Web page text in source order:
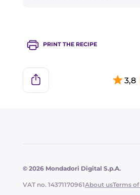
PRINT THE RECIPE
3,8
© 2026 Mondadori Digital S.p.A.
VAT no. 14371170961About usTerms of